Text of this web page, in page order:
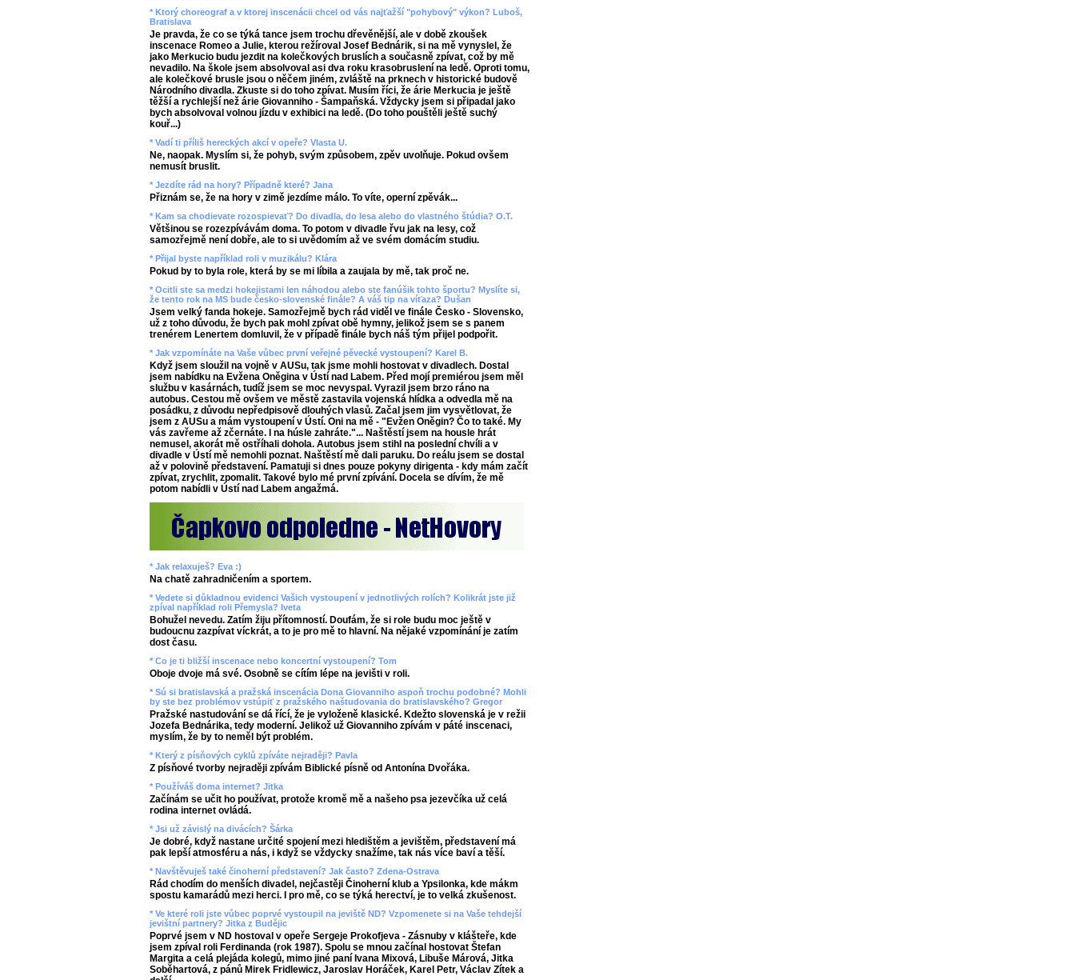
* Ktorý choreograf a v ktorej inscenácii chcel od vás najťažší "pohybový" výkon? Luboš,
Bratislava
Je pravda, že co se týká tance jsem trochu dřevěnější, ale v době zkoušek
inscenace Romeo a Julie, kterou režíroval Josef Bednárik, si na mě vynyslel, že
jako Merkucio budu jezdit na kolečkových bruslích a současně zpívat, což by mě
nevadilo. Na škole jsem absolvoval asi dva roku krasobruslení na ledě. Oproti tomu,
ale kolečkové brusle jsou o něčem jiném, zvláště na prknech v historické budově
Národního divadla. Zkuste si do toho zpívat. Musím říci, že árie Merkucia je ještě
těžší a rychlejší než árie Giovanniho - Šampaňská. Vždycky jsem si připadal jako
bych absolvoval volnou jízdu v exhibici na ledě. (Do toho pouštěli ještě suchý
kouř...)
* Vadí ti příliš hereckých akcí v opeře? Vlasta U.
Ne, naopak. Myslím si, že pohyb, svým způsobem, zpěv uvolňuje. Pokud ovšem
nemusít bruslit.
* Jezdíte rád na hory? Případně které? Jana
Přiznám se, že na hory v zimě jezdíme málo. To víte, operní zpěvák...
* Kam sa chodievate rozospievať? Do divadla, do lesa alebo do vlastného štúdia? O.T.
Většinou se rozezpívávám doma. To potom v divadle řvu jak na lesy, což
samozřejmě není dobře, ale to si uvědomím až ve svém domácím studiu.
* Přijal byste například roli v muzikálu? Klára
Pokud by to byla role, která by se mi líbila a zaujala by mě, tak proč ne.
* Ocitli ste sa medzi hokejistami len náhodou alebo ste fanúšik tohto športu? Myslíte si,
že tento rok na MS bude česko-slovenské finále? A váš tip na víťaza? Dušan
Jsem velký fanda hokeje. Samozřejmě bych rád viděl ve finále Česko - Slovensko,
už z toho důvodu, že bych pak mohl zpívat obě hymny, jelikož jsem se s panem
trenérem Lenertem domluvil, že v případě finále bych náš tým přijel podpořit.
* Jak vzpomínáte na Vaše vůbec první veřejné pěvecké vystoupení? Karel B.
Když jsem sloužil na vojně v AUSu, tak jsme mohli hostovat v divadlech. Dostal
jsem nabídku na Evžena Oněgina v Ústí nad Labem. Před mojí premiérou jsem měl
službu v kasárnách, tudíž jsem se moc nevyspal. Vyrazil jsem brzo ráno na
autobus. Cestou mě ovšem ve městě zastavila vojenská hlídka a odvedla mě na
posádku, z důvodu nepředpisově dlouhých vlasů. Začal jsem jim vysvětlovat, že
jsem z AUSu a mám vystoupení v Ústí. Oni na mě - "Evžen Oněgin? Čo to také. My
vás zavřeme až zčernáte. I na húsle zahráte."... Naštěstí jsem na housle hrát
nemusel, akorát mě ostříhali dohola. Autobus jsem stihl na poslední chvíli a v
divadle v Ústí mě nemohli poznat. Naštěstí mě dali paruku. Do reálu jsem se dostal
až v polovině představení. Pamatuji si dnes pouze pokyny dirigenta - kdy mám začít
zpívat, zrychlit, zpomalit. Takové bylo mé první zpívání. Docela se dívím, že mě
potom nabídli v Ústí nad Labem angažmá.
* Jak relaxuješ? Eva :)
Na chatě zahradničením a sportem.
* Vedete si důkladnou evidenci Vašich vystoupení v jednotlivých rolích? Kolikrát jste již
zpíval například roli Přemysla? Iveta
Bohužel nevedu. Zatím žiju přítomností. Doufám, že si role budu moc ještě v
budoucnu zazpívat víckrát, a to je pro mě to hlavní. Na nějaké vzpomínání je zatím
dost času.
* Co je ti bližší inscenace nebo koncertní vystoupení? Tom
Oboje dvoje má své. Osobně se cítím lépe na jevišti v roli.
* Sú si bratislavská a pražská inscenácia Dona Giovanniho aspoň trochu podobné? Mohli
by ste bez problémov vstúpiť z pražského naštudovania do bratislavského? Gregor
Pražské nastudování se dá řící, že je vyloženě klasické. Kdežto slovenská je v režii
Jozefa Bednárika, tedy moderní. Jelikož už Giovanniho zpívám v páté inscenaci,
myslím, že by to neměl být problém.
* Který z písňových cyklů zpíváte nejraději? Pavla
Z písňové tvorby nejraději zpívám Biblické písně od Antonína Dvořáka.
* Používáš doma internet? Jitka
Začínám se učit ho používat, protože kromě mě a našeho psa jezevčíka už celá
rodina internet ovládá.
* Jsi už závislý na divácích? Šárka
Je dobré, když nastane určité spojení mezi hledištěm a jevištěm, představení má
pak lepší atmosféru a nás, i když se vždycky snažíme, tak nás více baví a těší.
* Navštěvuješ také činoherní představení? Jak často? Zdena-Ostrava
Rád chodím do menších divadel, nejčastěji Činoherní klub a Ypsilonka, kde mákm
spostu kamarádů mezi herci. I pro mě, co se týká herectví, je to velká zkušenost.
* Ve které roli jste vůbec poprvé vystoupil na jeviště ND? Vzpomenete si na Vaše tehdejší
jevištní partnery? Jitka z Budějic
Poprvé jsem v ND hostoval v opeře Sergeje Prokofjeva - Zásnuby v klášteře, kde
jsem zpíval roli Ferdinanda (rok 1987). Spolu se mnou začínal hostovat Štefan
Margita a celá plejáda kolegů, mimo jiné paní Ivana Mixová, Libuše Márová, Jitka
Soběhartová, z pánů Mirek Fridlewicz, Jaroslav Horáček, Karel Petr, Václav Zítek a